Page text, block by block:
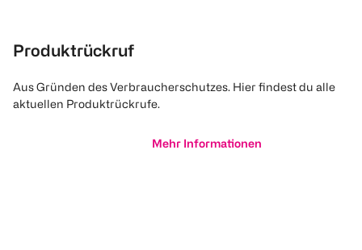
Produktrückruf
Aus Gründen des Verbraucherschutzes. Hier findest du alle
aktuellen Produktrückrufe.
Mehr Informationen